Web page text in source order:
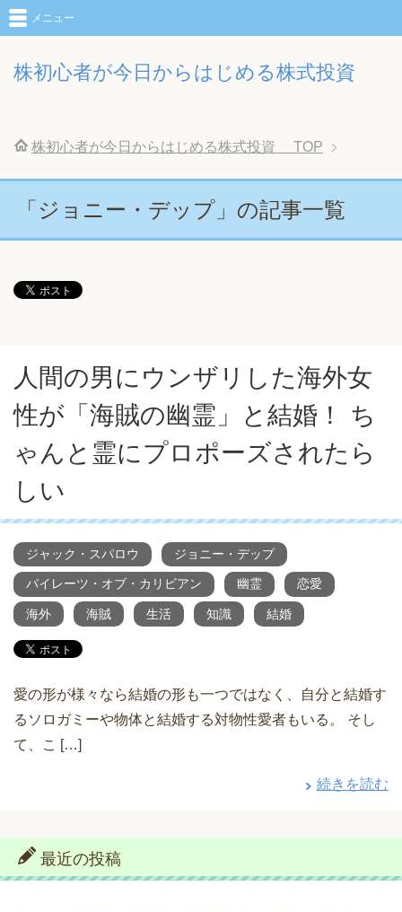
株初心者が今日からはじめる株式投資
メニュー
株初心者が今日からはじめる株式投資 TOP
「ジョニー・デップ」の記事一覧
人間の男にウンザリした海外女
性が「海賊の幽霊」と結婚！ ち
ゃんと霊にプロポーズされたら
しい
ジャック・スパロウ ジョニー・デップ
パイレーツ・オブ・カリビアン 幽霊 恋愛
海外 海賊 生活 知識 結婚
愛の形が様々なら結婚の形も一つではなく、自分と結婚す
るソロガミーや物体と結婚する対物性愛者もいる。 そし
て、こ […]
続きを読む
最近の投稿